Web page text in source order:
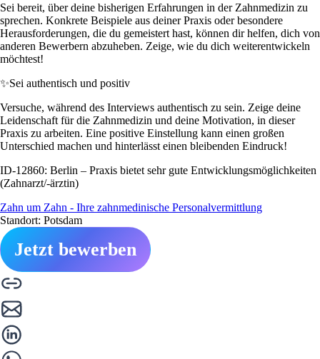
Sei bereit, über deine bisherigen Erfahrungen in der Zahnmedizin zu
sprechen. Konkrete Beispiele aus deiner Praxis oder besondere
Herausforderungen, die du gemeistert hast, können dir helfen, dich von
anderen Bewerbern abzuheben. Zeige, wie du dich weiterentwickeln
möchtest!
✨Sei authentisch und positiv
Versuche, während des Interviews authentisch zu sein. Zeige deine
Leidenschaft für die Zahnmedizin und deine Motivation, in dieser
Praxis zu arbeiten. Eine positive Einstellung kann einen großen
Unterschied machen und hinterlässt einen bleibenden Eindruck!
ID-12860: Berlin – Praxis bietet sehr gute Entwicklungsmöglichkeiten
(Zahnarzt/-ärztin)
Zahn um Zahn - Ihre zahnmedinische Personalvermittlung
Standort: Potsdam
Jetzt bewerben